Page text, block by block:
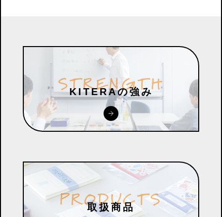
STRENGTH
KITERAの強み
PRODUCTS
取扱商品